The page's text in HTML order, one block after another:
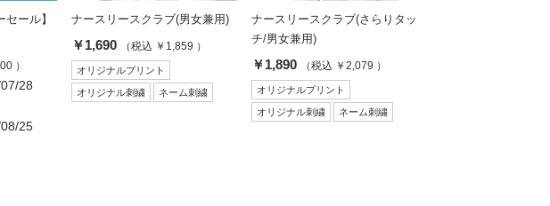
セール】
）
28
25
ナースリースクラブ(男女兼用)
￥1,690 （税込 ￥1,859 ）
オリジナルプリント
オリジナル刺繍 ネーム刺繍
ナースリースクラブ(さらりタッ
チ/男女兼用)
￥1,890 （税込 ￥2,079 ）
オリジナルプリント
オリジナル刺繍 ネーム刺繍